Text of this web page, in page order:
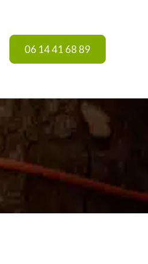
06 14 41 68 89